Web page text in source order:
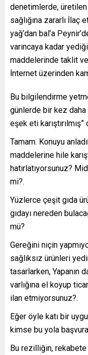
denetimlerde,
sağlığına zararlı İlaç
yağ’dan bal’a
varıncaya kadar
maddelerinde taklit ve
İnternet üzerinden
Bu bilgilendirme
günlerde bir kez
eşek eti
Tamam. Konuyu
maddelerine hile
hatırlatıyorsunuz?
mi?.
Yüzlerce çeşit gıda
gıdayı nereden
mü?
Gereğini niçin
sağlıksız ürünleri
tasarlarken, Yapanın
varlığına el koyup
ilan etmiyorsunuz?.
Eğer öyle katı bir
kimse bu yola
Bu rezilliğin,